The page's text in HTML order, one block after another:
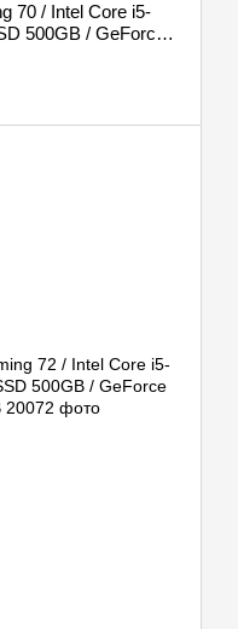
70 / Intel Core i5-
500GB / GeForce